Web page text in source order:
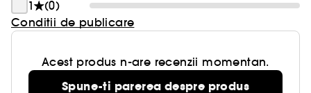
1
(0)
Conditii de publicare
Acest produs n-are recenzii momentan.
Spune-ti parerea despre produs